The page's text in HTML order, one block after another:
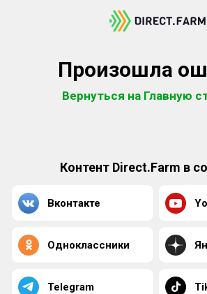
Произошла
Вернуться на Главную
Контент Direct.Farm в
Вконтакте
Одноклассники
Telegram